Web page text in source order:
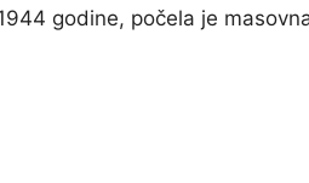
godine, počela je